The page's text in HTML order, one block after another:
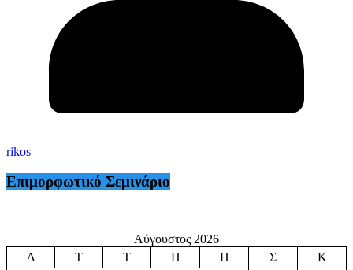
rikos
Επιμορφωτικό Σεμινάριο
Αύγουστος 2026
Δ
Τ Τ Π Π Σ
Κ